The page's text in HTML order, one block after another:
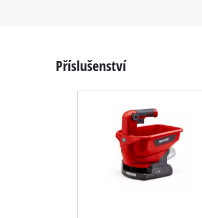
Příslušenství